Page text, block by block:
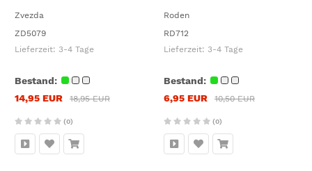
Zvezda
ZD5079
Lieferzeit: 3-4 Tage
Bestand:
14,95 EUR
18,95 EUR
(0)
Roden
RD712
Lieferzeit: 3-4 Tage
Bestand:
6,95 EUR
10,50 EUR
(0)